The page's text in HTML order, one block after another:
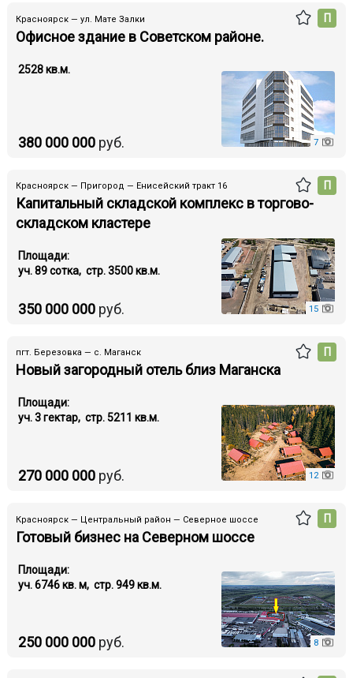
Красноярск — ул. Мате Залки
Офисное здание в Советском районе.
П
7
380 000 000руб.
2528 кв.м.
Красноярск — Пригород — Енисейский тракт 16
Капитальный складской комплекс в торгово-
складском кластере
П
15
350 000 000руб.
Площади:
уч. 89 cотка, стр. 3500 кв.м.
пгт. Березовка — с. Маганск
Новый загородный отель близ Маганска
П
12
270 000 000руб.
Площади:
уч. 3 гектар, стр. 5211 кв.м.
Красноярск — Центральный район — Северное шоссе
Готовый бизнес на Северном шоссе
П
8
250 000 000руб.
Площади:
уч. 6746 кв. м, стр. 949 кв.м.